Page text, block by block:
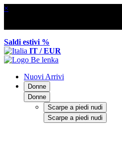
×
Saldi estivi %
IT / EUR
Nuovi Arrivi
Donne
Donne
Scarpe a piedi nudi
Scarpe a piedi nudi